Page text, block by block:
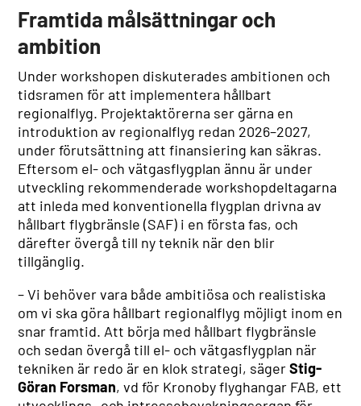
Framtida målsättningar och
ambition
Under workshopen diskuterades ambitionen och
tidsramen för att implementera hållbart
regionalflyg. Projektaktörerna ser gärna en
introduktion av regionalflyg redan 2026–2027,
under förutsättning att finansiering kan säkras.
Eftersom el- och vätgasflygplan ännu är under
utveckling rekommenderade workshopdeltagarna
att inleda med konventionella flygplan drivna av
hållbart flygbränsle (SAF) i en första fas, och
därefter övergå till ny teknik när den blir
tillgänglig.
– Vi behöver vara både ambitiösa och realistiska
om vi ska göra hållbart regionalflyg möjligt inom en
snar framtid. Att börja med hållbart flygbränsle
och sedan övergå till el- och vätgasflygplan när
tekniken är redo är en klok strategi, sägerStig-
Göran Forsman, vd för Kronoby flyghangar FAB, ett